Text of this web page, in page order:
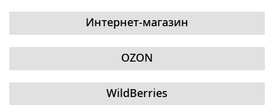
Интернет-магазин
OZON
WildBerries